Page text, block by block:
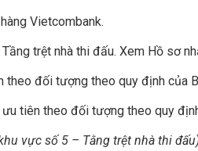
Vietcombank.
trệt nhà thi đấu. Xem Hồ sơ
đối tượng theo quy định của
tiên theo đối tượng theo quy
vực số 5 – Tằng trệt nhà thi